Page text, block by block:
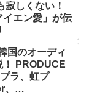
寂しくない！
イエン愛」が伝
国のオーディ
！ PRODUCE
ラ、虹プ